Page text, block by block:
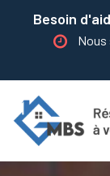
Besoin